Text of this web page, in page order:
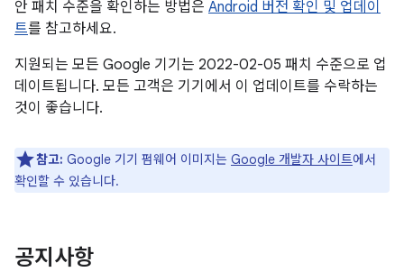
안 패치 수준을 확인하는 방법은 Android 버전 확인 및 업데이
트를 참고하세요.
지원되는 모든 Google 기기는 2022-02-05 패치 수준으로 업
데이트됩니다. 모든 고객은 기기에서 이 업데이트를 수락하는
것이 좋습니다.
참고: Google 기기 펌웨어 이미지는 Google 개발자 사이트에서
확인할 수 있습니다.
공지사항